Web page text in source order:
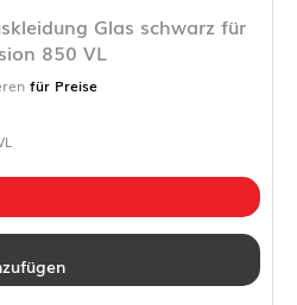
Glas schwarz für
850 VL
für Preise